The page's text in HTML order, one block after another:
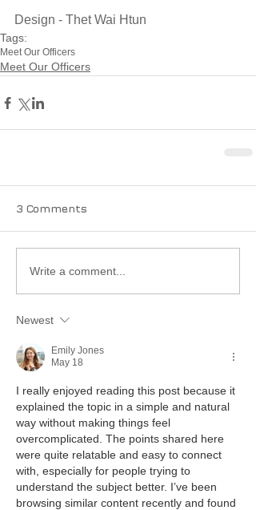
Design - Thet Wai Htun
Tags:
Meet Our Officers
Meet Our Officers
3 Comments
Write a comment...
Newest
Emily Jones
May 18
I really enjoyed reading this post because it
explained the topic in a simple and natural
way without making things feel
overcomplicated. The points shared here
were quite relatable and easy to connect
with, especially for people trying to
understand the subject better. I’ve been
browsing similar content recently and found